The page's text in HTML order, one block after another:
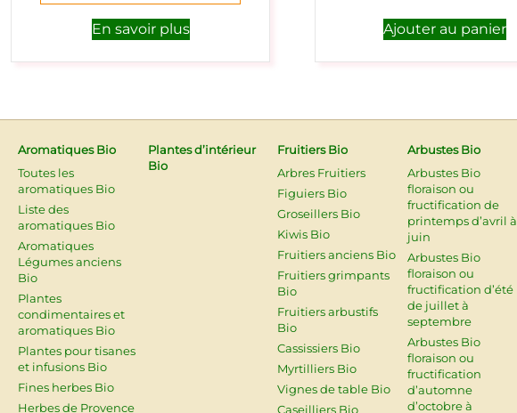
En savoir plus Ajouter au panier
Aromatiques Bio
Toutes les
aromatiques Bio
Liste des
aromatiques Bio
Aromatiques
Légumes anciens
Bio
Plantes
condimentaires et
aromatiques Bio
Plantes pour tisanes
et infusions Bio
Fines herbes Bio
Herbes de Provence
Plantes d’intérieur
Bio
Fruitiers Bio
Arbres Fruitiers
Figuiers Bio
Groseillers Bio
Kiwis Bio
Fruitiers anciens Bio
Fruitiers grimpants
Bio
Fruitiers arbustifs
Bio
Cassissiers Bio
Myrtilliers Bio
Vignes de table Bio
Caseilliers Bio
Arbustes Bio
Arbustes Bio
floraison ou
fructification de
printemps d’avril à
juin
Arbustes Bio
floraison ou
fructification d’été
de juillet à
septembre
Arbustes Bio
floraison ou
fructification
d’automne
d’octobre à